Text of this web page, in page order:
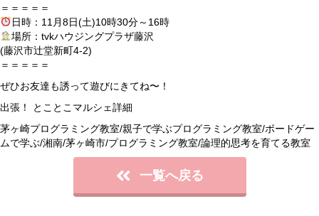
＝＝＝＝＝
日時：11月8日(土)10時30分～16時
場所：tvkハウジングプラザ藤沢
(藤沢市辻堂新町4-2)
＝＝＝＝＝
ぜひお友達も誘って遊びにきてね〜！
出張！ とことこマルシェ詳細
茅ヶ崎プログラミング教室/親子で学ぶプログラミング教室/ボードゲー
ムで学ぶ/湘南/茅ヶ崎市/プログラミング教室/論理的思考を育てる教室
一覧へ戻る